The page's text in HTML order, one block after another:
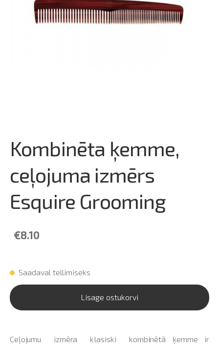
Kombinēta ķemme,
ceļojuma izmērs
Esquire Grooming
€8.10
Saadaval tellimiseks
Lisage ostukorvi
Ceļojumu izmēra klasiski kombinētā ķemme
ir